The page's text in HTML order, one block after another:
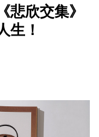
悲欣交集》
生！